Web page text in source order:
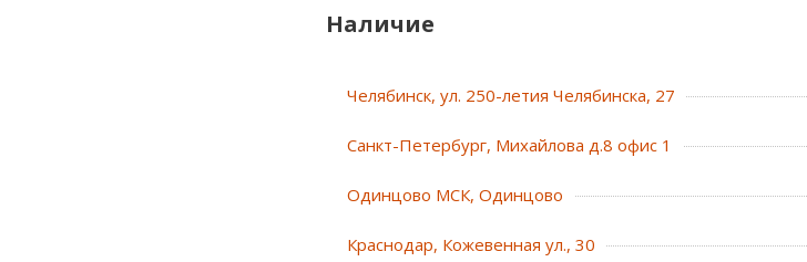
Наличие
Челябинск, ул. 250-летия Челябинска, 27
Санкт-Петербург, Михайлова д.8 офис 1
Одинцово МСК, Одинцово
Краснодар, Кожевенная ул., 30